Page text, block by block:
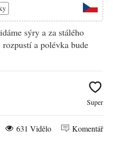
sýry a za stálého
a polévka bude
Super
Komentář
631 Vidělo